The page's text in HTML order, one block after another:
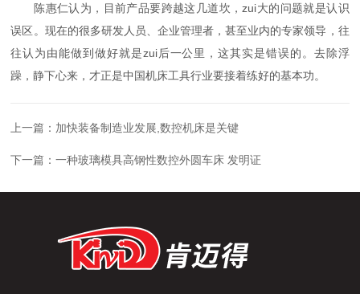
陈惠仁认为，目前产品要跨越这几道坎，zui大的问题就是认识
误区。现在的很多研发人员、企业管理者，甚至业内的专家领导，往
往认为由能做到做好就是zui后一公里，这其实是错误的。去除浮
躁，静下心来，才正是中国机床工具行业要接着练好的基本功。
上一篇： 加快装备制造业发展,数控机床是关键
下一篇：一种玻璃模具高钢性数控外圆车床 发明证